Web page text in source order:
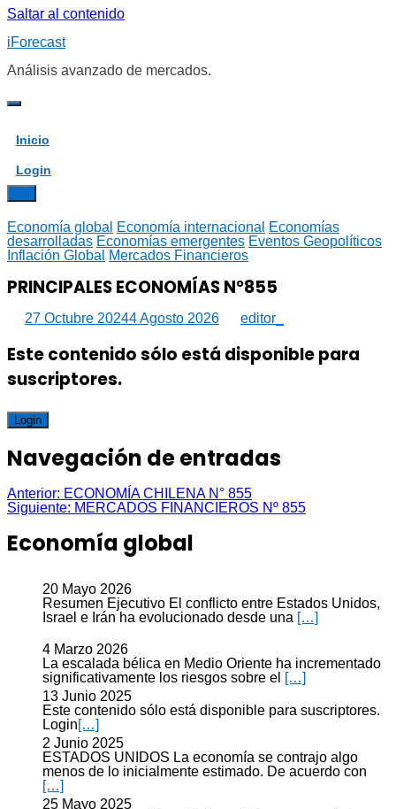
Saltar al contenido
iForecast
Análisis avanzado de mercados.
Inicio
Login
Economía global Economía internacional
Economías
desarrolladas Economías emergentes Eventos Geopolíticos
Inflación Global
Mercados Financieros
PRINCIPALES ECONOMÍAS N°855
27 Octubre 20244 Agosto 2026 editor_
Este contenido sólo está disponible para
suscriptores.
Login
Navegación de entradas
Anterior: ECONOMÍA CHILENA N° 855
Siguiente: MERCADOS FINANCIEROS Nº 855
Economía global
20 Mayo 2026
Resumen Ejecutivo El conflicto entre Estados Unidos,
Israel e Irán ha evolucionado desde una […]
4 Marzo 2026
La escalada bélica en Medio Oriente ha incrementado
significativamente los riesgos sobre el […]
13 Junio 2025
Este contenido sólo está disponible para suscriptores.
Login[…]
2 Junio 2025
ESTADOS UNIDOS La economía se contrajo algo
menos de lo inicialmente estimado. De acuerdo con
[…]
25 Mayo 2025